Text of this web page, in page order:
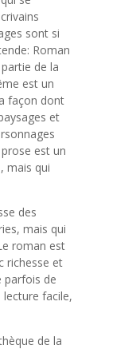
sont si
Roman
de la
est un
façon dont
et
est un
mais qui
des
mais qui
roman est
richesse et
parfois de
lecture facile,
de la